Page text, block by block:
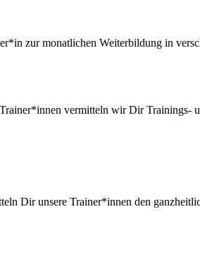
zur monatlichen Weiterbildung in
vermitteln wir Dir Trainings-
Dir unsere Trainer*innen den